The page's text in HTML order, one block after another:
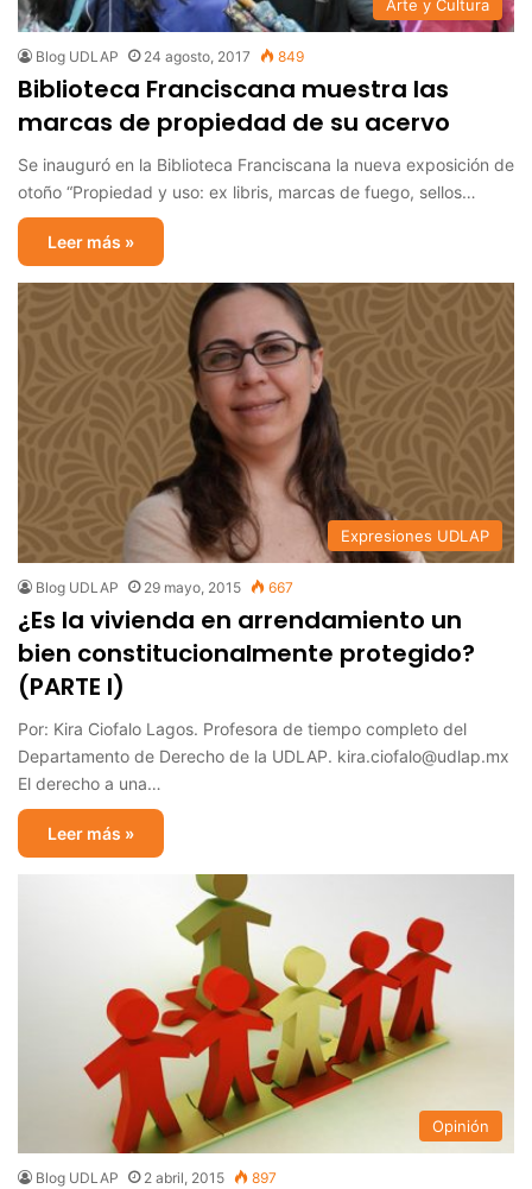
Arte y Cultura
Blog UDLAP 24 agosto, 2017 849
Biblioteca Franciscana muestra las
marcas de propiedad de su acervo
Se inauguró en la Biblioteca Franciscana la nueva exposición de
otoño “Propiedad y uso: ex libris, marcas de fuego, sellos…
Leer más »
Expresiones UDLAP
Blog UDLAP 29 mayo, 2015 667
¿Es la vivienda en arrendamiento un
bien constitucionalmente protegido?
(PARTE I)
Por: Kira Ciofalo Lagos. Profesora de tiempo completo del
Departamento de Derecho de la UDLAP. kira.ciofalo@udlap.mx
El derecho a una…
Leer más »
Opinión
Blog UDLAP 2 abril, 2015 897